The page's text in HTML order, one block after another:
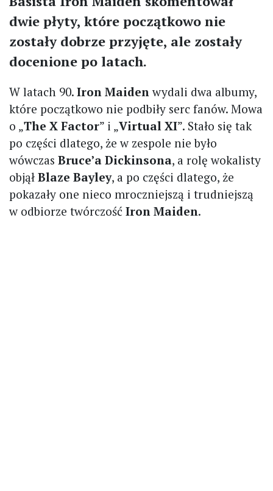
dwie płyty, które początkowo nie
zostały dobrze przyjęte, ale zostały
docenione po latach.
W latach 90. Iron Maidenwydali dwa albumy,
które początkowo nie podbiły serc fanów. Mowa
o „The X Factor” i „Virtual XI”. Stało się tak
po części dlatego, że w zespole nie było
wówczas Bruce’a Dickinsona, a rolę wokalisty
objął Blaze Bayley, a po części dlatego, że
pokazały one nieco mroczniejszą i trudniejszą
w odbiorze twórczość Iron Maiden.